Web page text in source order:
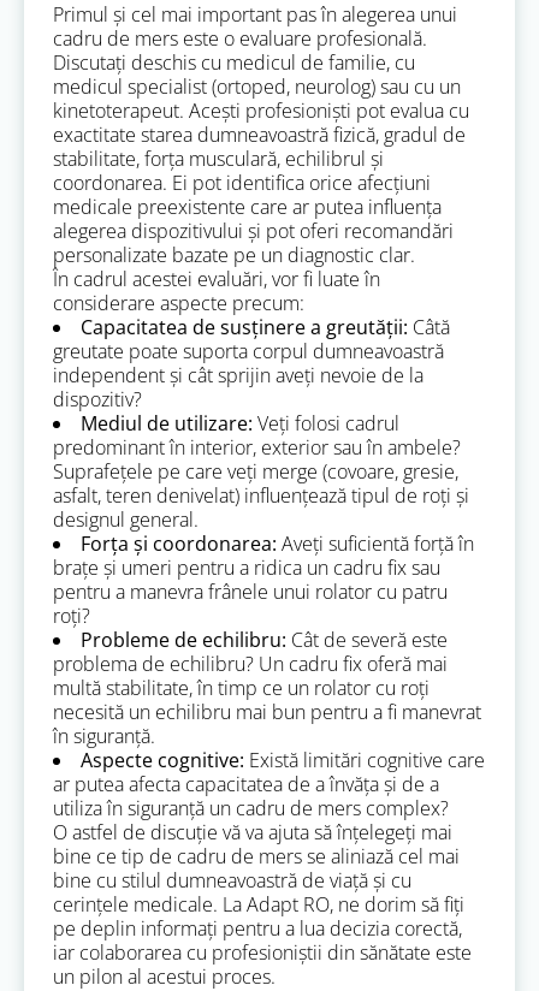
Primul și cel mai important pas în alegerea unui
cadru de mers este o evaluare profesională.
Discutați deschis cu medicul de familie, cu
medicul specialist (ortoped, neurolog) sau cu un
kinetoterapeut. Acești profesioniști pot evalua cu
exactitate starea dumneavoastră fizică, gradul de
stabilitate, forța musculară, echilibrul și
coordonarea. Ei pot identifica orice afecțiuni
medicale preexistente care ar putea influența
alegerea dispozitivului și pot oferi recomandări
personalizate bazate pe un diagnostic clar.
În cadrul acestei evaluări, vor fi luate în
considerare aspecte precum:
Capacitatea de susținere a greutății: Câtă
greutate poate suporta corpul dumneavoastră
independent și cât sprijin aveți nevoie de la
dispozitiv?
Mediul de utilizare: Veți folosi cadrul
predominant în interior, exterior sau în ambele?
Suprafețele pe care veți merge (covoare, gresie,
asfalt, teren denivelat) influențează tipul de roți și
designul general.
Forța și coordonarea: Aveți suficientă forță în
brațe și umeri pentru a ridica un cadru fix sau
pentru a manevra frânele unui rolator cu patru
roți?
Probleme de echilibru: Cât de severă este
problema de echilibru? Un cadru fix oferă mai
multă stabilitate, în timp ce un rolator cu roți
necesită un echilibru mai bun pentru a fi manevrat
în siguranță.
Aspecte cognitive: Există limitări cognitive care
ar putea afecta capacitatea de a învăța și de a
utiliza în siguranță un cadru de mers complex?
O astfel de discuție vă va ajuta să înțelegeți mai
bine ce tip de cadru de mers se aliniază cel mai
bine cu stilul dumneavoastră de viață și cu
cerințele medicale. La Adapt RO, ne dorim să fiți
pe deplin informați pentru a lua decizia corectă,
iar colaborarea cu profesioniștii din sănătate este
un pilon al acestui proces.